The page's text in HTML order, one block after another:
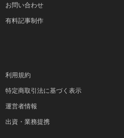
お問い合わせ
有料記事制作
利用規約
特定商取引法に基づく表示
運営者情報
出資・業務提携